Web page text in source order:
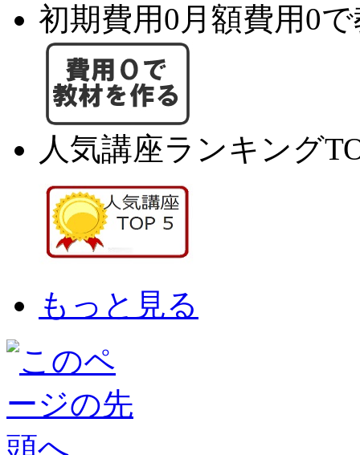
初期費用0月額費用0
人気講座ランキング
もっと見る